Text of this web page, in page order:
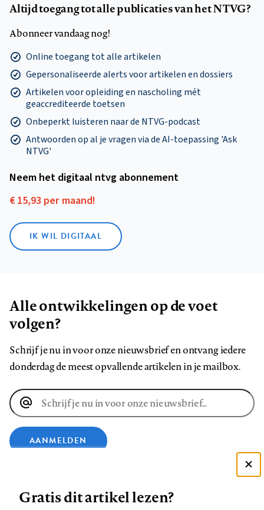
Altijd toegang tot alle publicaties van het NTVG?
Abonneer vandaag nog!
Online toegang tot alle artikelen
Gepersonaliseerde alerts voor artikelen en dossiers
Artikelen voor opleiding en nascholing mét
geaccrediteerde toetsen
Onbeperkt luisteren naar de NTVG-podcast
Antwoorden op al je vragen via de AI-toepassing 'Ask
NTVG'
Neem het digitaal ntvg abonnement
€ 15,93 per maand!
IK WIL DIGITAAL
Alle ontwikkelingen op de voet
volgen?
Schrijf je nu in voor onze nieuwsbrief en ontvang iedere
donderdag de meest opvallende artikelen in je mailbox.
E-
mailadres
AANMELDEN
Gratis dit artikel lezen?
Zie onze cookie policy